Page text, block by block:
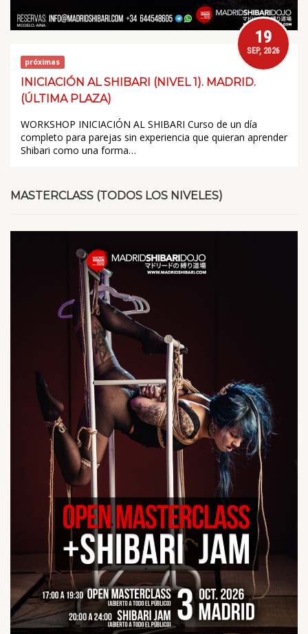
próximas
19
SEP, 2026
INICIACIÓN AL SHIBARI (NIVEL 1). MADRID.
(ÚLTIMA PLAZA)
WORKSHOP INICIACIÓN AL SHIBARI Curso de un día
completo para parejas sin experiencia que quieran aprender
Shibari como una forma…
MASTERCLASS (TODOS LOS NIVELES)